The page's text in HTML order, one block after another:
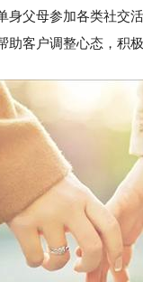
母参加各类社交活
客户调整心态，积极